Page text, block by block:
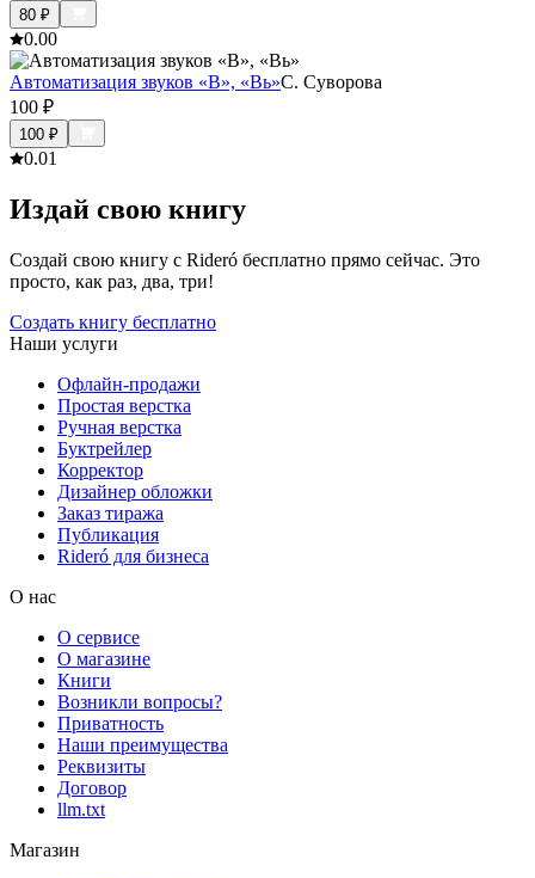
80 ₽
0.00
Автоматизация звуков «В», «Вь»С. Суворова
100 ₽
100 ₽
0.01
Издай свою книгу
Создай свою книгу с Rideró бесплатно прямо сейчас. Это
просто, как раз, два, три!
Создать книгу бесплатно
Наши услуги
Офлайн-продажи
Простая верстка
Ручная верстка
Буктрейлер
Корректор
Дизайнер обложки
Заказ тиража
Публикация
Rideró для бизнеса
О нас
О сервисе
О магазине
Книги
Возникли вопросы?
Приватность
Наши преимущества
Реквизиты
Договор
llm.txt
Магазин